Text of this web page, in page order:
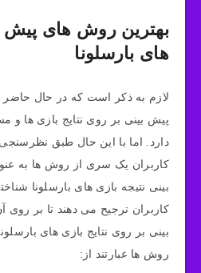
بهترین روش‌ های پیش
های بارسلونا
لازم به ذکر است که در حال
پیش‌ بینی بر روی نتایج بازی‌ ها و
دارد. اما با این حال طبق
کاربران یک سری از روش‌ ها به
بینی نتیجه بازی‌ های بارسلونا
کاربران ترجیح می‌ دهند تا بر
بینی بر روی نتایج بازی‌ های
روش‌ ها عبارتند از: